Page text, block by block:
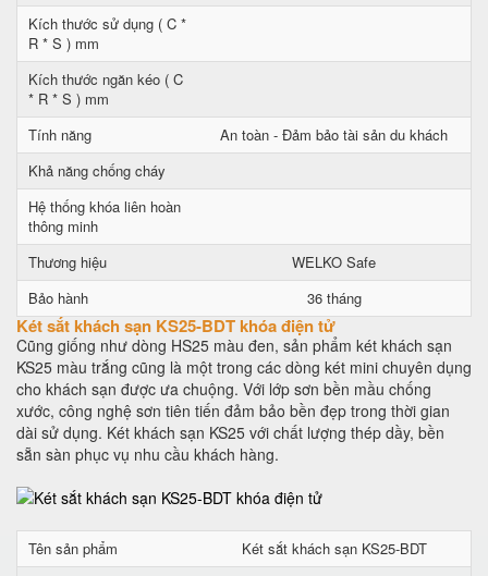
Kích thước sử dụng ( C *
R * S ) mm
Kích thước ngăn kéo ( C
* R * S ) mm
Tính năng
An toàn - Đảm bảo tài sản du khách
Khả năng chống cháy
Hệ thống khóa liên hoàn
thông minh
Thương hiệu
WELKO Safe
Bảo hành
36 tháng
Két sắt khách sạn KS25-BDT khóa điện tử
Cũng giống như dòng HS25 màu đen, sản phẩm két khách sạn
KS25 màu trắng cũng là một trong các dòng két mini chuyên dụng
cho khách sạn được ưa chuộng. Với lớp sơn bền mầu chống
xước, công nghệ sơn tiên tiến đảm bảo bền đẹp trong thời gian
dài sử dụng. Két khách sạn KS25 với chất lượng thép dầy, bền
sẵn sàn phục vụ nhu cầu khách hàng.
Tên sản phẩm
Két sắt khách sạn KS25-BDT